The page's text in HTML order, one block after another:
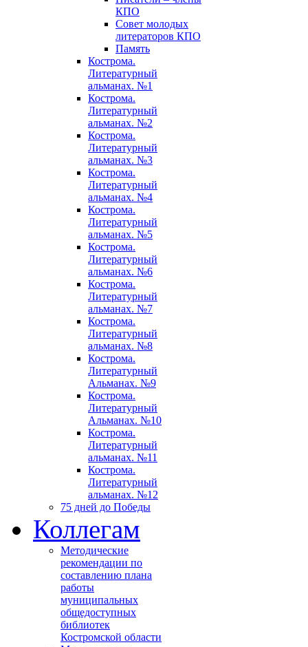
КПО
Совет молодых
литераторов КПО
Память
Кострома.
Литературный
альманах. №1
Кострома.
Литературный
альманах. №2
Кострома.
Литературный
альманах. №3
Кострома.
Литературный
альманах. №4
Кострома.
Литературный
альманах. №5
Кострома.
Литературный
альманах. №6
Кострома.
Литературный
альманах. №7
Кострома.
Литературный
альманах. №8
Кострома.
Литературный
Альманах. №9
Кострома.
Литературный
Альманах. №10
Кострома.
Литературный
альманах. №11
Кострома.
Литературный
альманах. №12
75 дней до Победы
Коллегам
Методические
рекомендации по
составлению плана
работы
муниципальных
общедоступных
библиотек
Костромской области